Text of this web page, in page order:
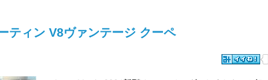
ティン V8ヴァンテージ クーペ